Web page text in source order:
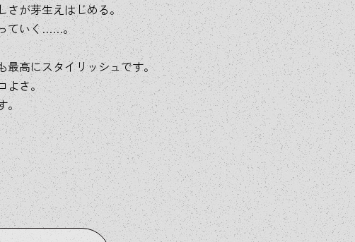
さが芽生えはじめる。
ていく……。
最高にスタイリッシュです。
よさ。
。